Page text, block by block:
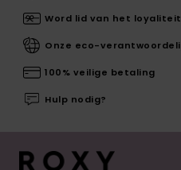
Word lid van het
Onze eco-
100% veilige betaling
Hulp nodig?